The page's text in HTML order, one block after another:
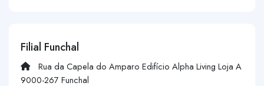
Filial Funchal
Rua da Capela do Amparo Edifício Alpha Living Loja A
9000-267 Funchal